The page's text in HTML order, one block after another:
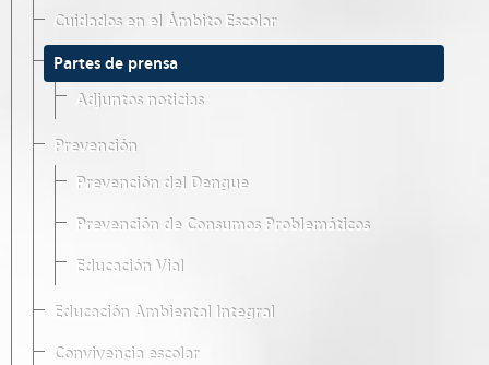
Cuidados en el Ámbito Escolar
Partes de prensa
Adjuntos noticias
Prevención
Prevención del Dengue
Prevención de Consumos Problemáticos
Educación Vial
Educación Ambiental Integral
Convivencia escolar